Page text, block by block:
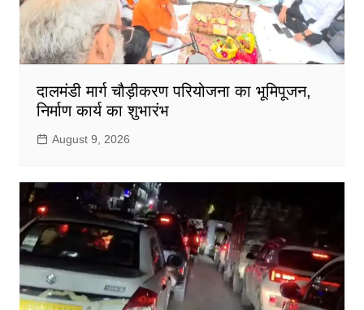
दालमंडी मार्ग चौड़ीकरण परियोजना का भूमिपूजन,
निर्माण कार्य का शुभारंभ
August 9, 2026